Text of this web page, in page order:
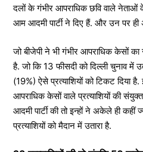
दलों के गंभीर आपराधिक छवि वाले नेताओं
आम आदमी पार्टी ने दिए हैं. और उन पर ही
जो बीजेपी ने भी गंभीर आपराधिक केसों का
है. जो कि 13 फीसदी को दिल्ली चुनाव में
(19%) ऐसे प्रत्याशियों को टिकट दिया
आपराधिक केसों वाले प्रत्याशियों की
आदमी पार्टी की तो इन्हों ने अकेले ही कहीं
प्रत्याशियों को मैदान में उतारा है.